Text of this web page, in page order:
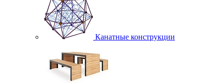
Канатные конструкции